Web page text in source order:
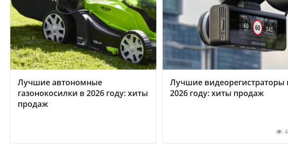
Лучшие автономные
газонокосилки в 2026 году: хиты
продаж
Лучшие видеорегистраторы
2026 году: хиты продаж